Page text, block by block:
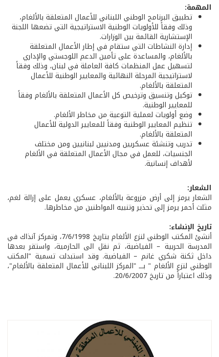
المهمة:
تطبيق البرنامج الوطني اللبناني للأعمال المتعلقة بالألغام،
وذلك وفقاً للأولويات الوطنية الاستراتيجية التي تضعها اللجنة
الإستشارية القائمة بين الوزارات.
إدارة النشاطات التي ستقام في إطار الأعمال المتعلقة
بالألغام، والمساعدة على تأمين الدعم اللوجستي والإداري
لتسهيل عمل المنظمات كافة العاملة في لبنان، وذلك وفقاً
لاستراتيجية المرحلة النهائية والمعايير الوطنية للأعمال
المتعلقة بالألغام.
توكيل وتنسيق وترخيص كل الأعمال المتعلقة بالألغام وفقاً
للمعايير الوطنية.
وضع أولويات لعملية التوعية من مخاطر الألغام.
تنظيم المعايير الوطنية وفقاً للمعايير الدولية للأعمال
المتعلقة بالألغام.
تدريب وتنشئة عسكريين ومدنيين لبنانيين ومن مختلف
الجنسيات، للعمل في مجال الأعمال المتعلقة في الألغام
لأهداف إنسانية.
الشعار:
الشعار يرمز إلى أرض مزروعة بالألغام، عسكري يعمل على إزالة لغم،
مثلث أحمر يرمز إلى تحذير وتنبيه المواطنين من مخاطرها.
تاريخ الإنشاء:
أنشئ المكتب الوطني لنزع الألغام بتاريخ 7/6/1998، وتمركز آنذاك في
المدرسة الحربية – الفياضية، ثم نقل الى الحازمية، واستقر بعدها
داخل ثكنة شكري غانم – الفياضية. وقد استبدلت تسمية "المكتب
الوطني لنزع الألغام " بـــ "المركز اللبناني للأعمال المتعلقة بالألغام"،
وذلك اعتباراً من تاريخ 20/6/2007.